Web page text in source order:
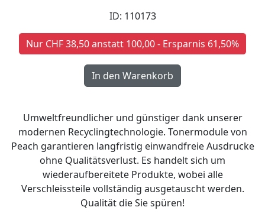
ID: 110173
Nur CHF 38,50 anstatt 100,00 - Ersparnis 61,50%
Umweltfreundlicher und günstiger dank unserer
modernen Recyclingtechnologie. Tonermodule von
Peach garantieren langfristig einwandfreie Ausdrucke
ohne Qualitätsverlust. Es handelt sich um
wiederaufbereitete Produkte, wobei alle
Verschleissteile vollständig ausgetauscht werden.
Qualität die Sie spüren!